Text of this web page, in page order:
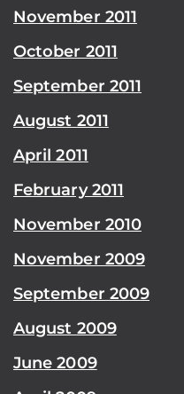
November 2011
October 2011
September 2011
August 2011
April 2011
February 2011
November 2010
November 2009
September 2009
August 2009
June 2009